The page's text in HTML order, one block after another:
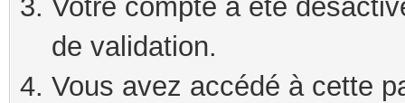
Votre compte a été
de validation.
Vous avez accédé à cette